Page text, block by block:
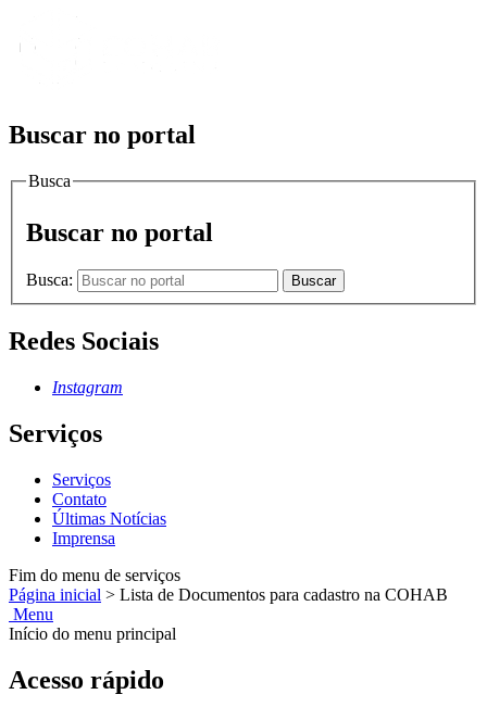
Buscar no portal
Busca
Buscar no portal
Busca: Buscar
Redes Sociais
Instagram
Serviços
Serviços
Contato
Últimas Notícias
Imprensa
Fim do menu de serviços
Página inicial > Lista de Documentos para cadastro na COHAB
Menu
Início do menu principal
Acesso rápido